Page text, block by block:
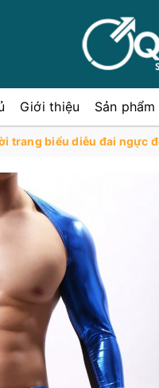
Giới thiệu Sản phẩm
trang biểu diễu đai ngực